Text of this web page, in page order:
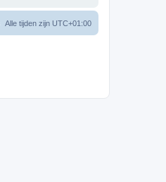
Alle tijden zijn UTC+01:00